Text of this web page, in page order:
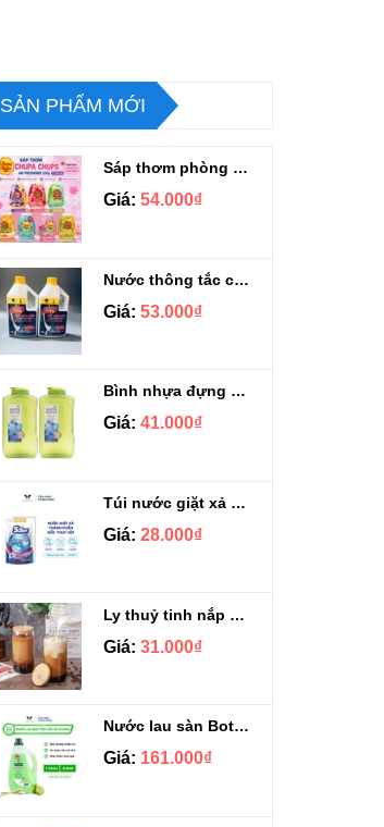
SẢN PHẨM MỚI
Sáp thơm phòng Chupa Chups Thái Lan 230g
Giá: 54.000₫
Nước thông tắc cầu cống siêu mạnh Sifa 1.4kg
Giá: 53.000₫
Bình nhựa đựng nước Aqua Lock&Lock 2.1L
Giá: 41.000₫
Túi nước giặt xả Sizen hương nước hoa 500 ml
Giá: 28.000₫
Ly thuỷ tinh nắp gỗ kèm ống hút chịu nhiệt 500ml
Giá: 31.000₫
Nước lau sàn Botany tinh dầu sả chanh chai 3.9kg
Giá: 161.000₫